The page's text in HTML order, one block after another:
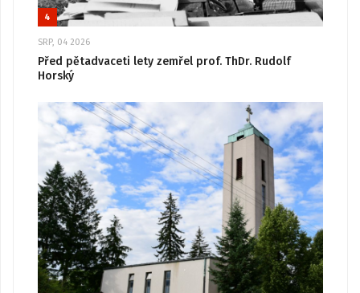
4
SRP, 04 2026
Před pětadvaceti lety zemřel prof. ThDr. Rudolf
Horský